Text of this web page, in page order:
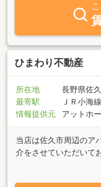
ひまわり不動産
所在地
長野県佐
最寄駅
ＪＲ小海
情報提供元
アットホ
当店は佐久市周辺のア
介をさせていただいて
切、丁寧にお探し致し